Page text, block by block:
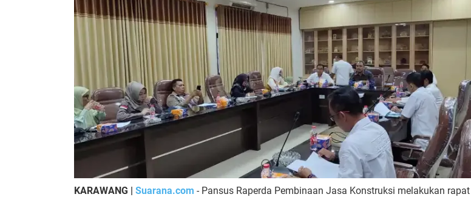
KARAWANG | Suarana.com - Pansus Raperda Pembinaan Jasa Konstruksi melakukan rapat